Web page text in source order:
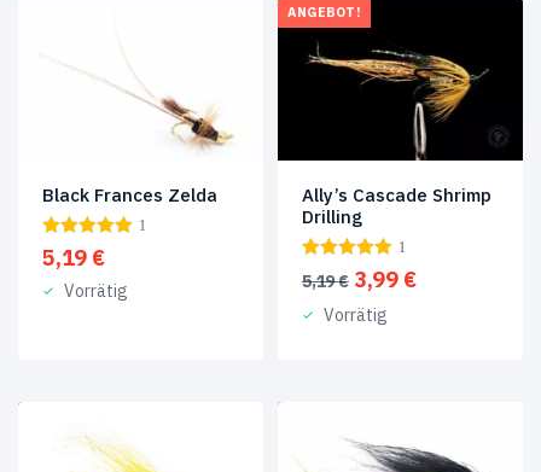
Black Frances Zelda
1
5,19 €
Vorrätig
ANGEBOT!
Ally’s Cascade Shrimp
Drilling
1
5,19€ Ursprünglicher
Preis
war:
3,99 €Aktueller
Vorrätig